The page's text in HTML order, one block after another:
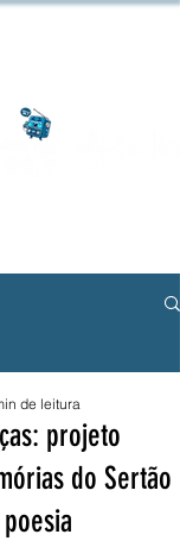
projeto
do Sertão
de leitura